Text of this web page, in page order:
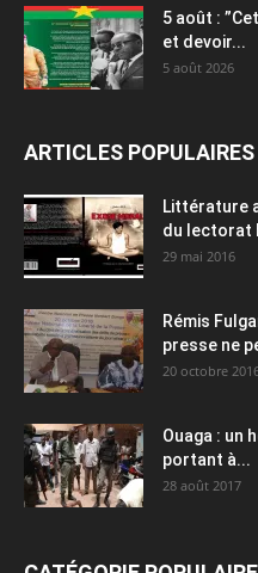
5 août :
et devoir...
5 août 2026
ARTICLES POPULAIRES
Littérature
du lectorat
29 mai 2016
Rémis
presse ne
20 octobre
Ouaga : un
portant à...
28 août 2017